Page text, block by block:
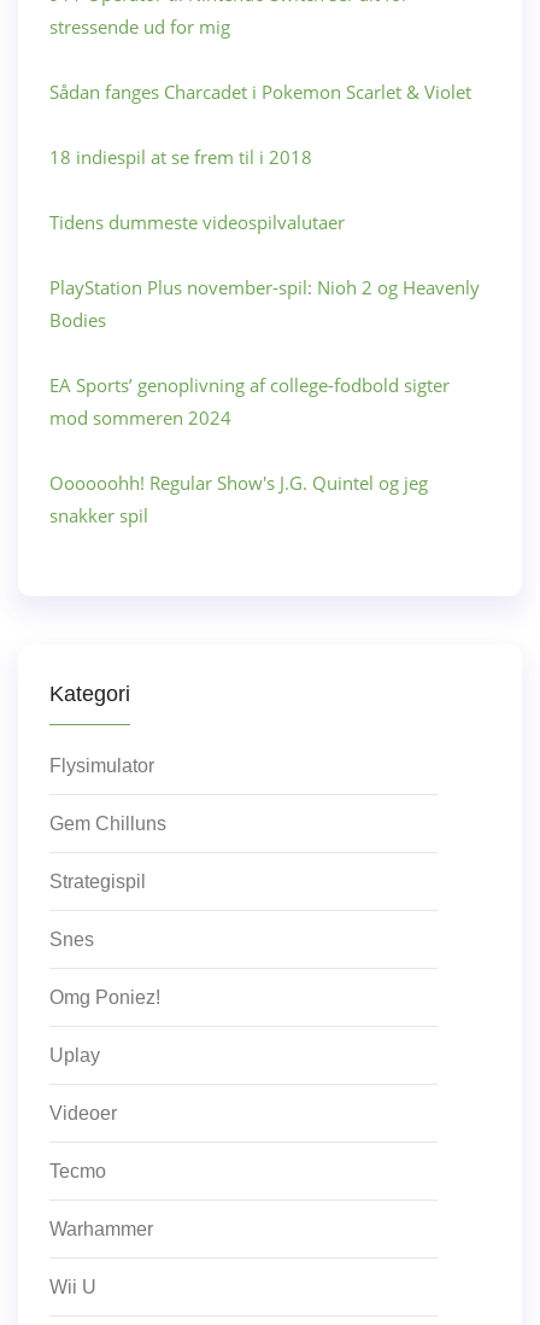
stressende ud for mig
Sådan fanges Charcadet i Pokemon Scarlet & Violet
18 indiespil at se frem til i 2018
Tidens dummeste videospilvalutaer
PlayStation Plus november-spil: Nioh 2 og Heavenly
Bodies
EA Sports’ genoplivning af college-fodbold sigter
mod sommeren 2024
Oooooohh! Regular Show's J.G. Quintel og jeg
snakker spil
Kategori
Flysimulator
Gem Chilluns
Strategispil
Snes
Omg Poniez!
Uplay
Videoer
Tecmo
Warhammer
Wii U